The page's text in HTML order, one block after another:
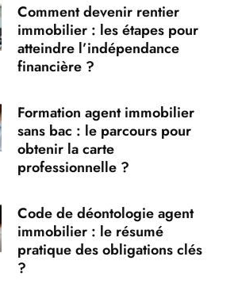
Comment devenir rentier
immobilier : les étapes pour
atteindre l’indépendance
financière ?
Formation agent immobilier
sans bac : le parcours pour
obtenir la carte
professionnelle ?
Code de déontologie agent
immobilier : le résumé
pratique des obligations clés
?